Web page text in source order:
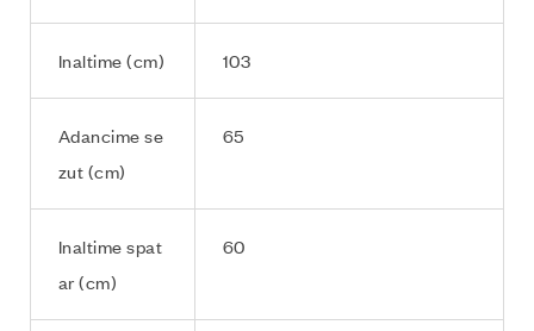
Inaltime (cm) 103
Adancime se
zut (cm)
65
Inaltime spat
ar (cm)
60